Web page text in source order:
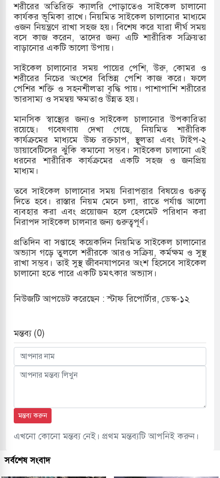
পর্যালোচনায় পোশাক রপ্তানিতে দ্বিতীয় স্থানে বাংলাদেশ
জুলাই গণঅভ্যুত্থান দিবস
একমাত্র আসামি অবসরপ্রাপ্ত সেনাসদস্য জামিনে
কেন্দ্রের ইউনিট-১ এ আবারও বিদ্যুৎ উৎপাদন
কুতুবদিয়া শিপিং চ্যানেলে জালের জড়ালে মারাত্মক
রুশ নাগরিকদের মারামারি: নিহত ১
শরীরের অতিরিক্ত ক্যালরি পোড়াতেও সাইকেল চালানো
কার্যকর ভূমিকা রাখে। নিয়মিত সাইকেল চালানোর মাধ্যমে
ওজন নিয়ন্ত্রণে রাখা সহজ হয়। বিশেষ করে যারা দীর্ঘ সময়
বসে কাজ করেন, তাদের জন্য এটি শারীরিক সক্রিয়তা
বাড়ানোর একটি ভালো উপায়।
সাইকেল চালানোর সময় পায়ের পেশি, উরু, কোমর ও
শরীরের নিচের অংশের বিভিন্ন পেশি কাজ করে। ফলে
পেশির শক্তি ও সহনশীলতা বৃদ্ধি পায়। পাশাপাশি শরীরের
ভারসাম্য ও সমন্বয় ক্ষমতাও উন্নত হয়।
মানসিক স্বাস্থ্যের জন্যও সাইকেল চালানোর উপকারিতা
রয়েছে। গবেষণায় দেখা গেছে, নিয়মিত শারীরিক
কার্যক্রমের মাধ্যমে উচ্চ রক্তচাপ, স্থূলতা এবং টাইপ-২
ডায়াবেটিসের ঝুঁকি কমানো সম্ভব। সাইকেল চালানো এই
ধরনের শারীরিক কার্যক্রমের একটি সহজ ও জনপ্রিয়
মাধ্যম।
তবে সাইকেল চালানোর সময় নিরাপত্তার বিষয়েও গুরুত্ব
দিতে হবে। রাস্তার নিয়ম মেনে চলা, রাতে পর্যাপ্ত আলো
ব্যবহার করা এবং প্রয়োজন হলে হেলমেট পরিধান করা
নিরাপদ সাইকেল চালনার জন্য গুরুত্বপূর্ণ।
প্রতিদিন বা সপ্তাহে কয়েকদিন নিয়মিত সাইকেল চালানোর
অভ্যাস গড়ে তুললে শরীরকে আরও সক্রিয়, কর্মক্ষম ও সুস্থ
রাখা সম্ভব। তাই সুস্থ জীবনযাপনের অংশ হিসেবে সাইকেল
চালানো হতে পারে একটি চমৎকার অভ্যাস।
নিউজটি আপডেট করেছেন : স্টাফ রিপোর্টার, ডেস্ক-১২
মন্তব্য (0)
মন্তব্য করুন
এখনো কোনো মন্তব্য নেই। প্রথম মন্তব্যটি আপনিই করুন।
সর্বশেষ সংবাদ